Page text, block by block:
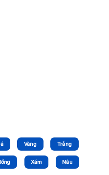
Vàng Trắng
Xám Nâu